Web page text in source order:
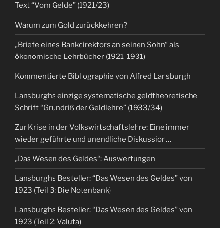
Text “Vom Gelde” (1921/23)
Warum zum Gold zurückkehren?
„Briefe eines Bankdirektors an seinen Sohn“ als
ökonomische Lehrbücher (1921-1931)
Kommentierte Bibliographie von Alfred Lansburgh
Lansburghs einzige systematische geldtheoretische
Schrift “Grundriß der Geldlehre” (1933/34)
Zur Krise in der Volkswirtschaftslehre: Eine immer
wieder geführte und unendliche Diskussion…
„Das Wesen des Geldes“: Auswertungen
Lansburghs Besteller: “Das Wesen des Geldes” von
1923 (Teil 3: Die Notenbank)
Lansburghs Besteller: “Das Wesen des Geldes” von
1923 (Teil 2: Valuta)